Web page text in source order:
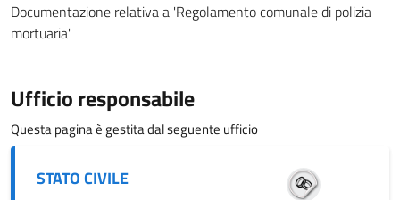
Documentazione relativa a 'Regolamento comunale di polizia
mortuaria'
Ufficio responsabile
Questa pagina è gestita dal seguente ufficio
STATO CIVILE